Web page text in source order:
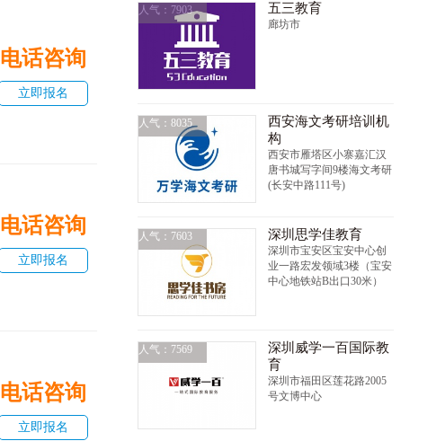
电话咨询
立即报名
电话咨询
立即报名
电话咨询
立即报名
人气：7903 五三教育
廊坊市
人气：8035
西安海文考研培训机
构
西安市雁塔区小寨嘉汇汉
唐书城写字间9楼海文考研
(长安中路111号)
人气：7603 深圳思学佳教育
深圳市宝安区宝安中心创
业一路宏发领域3楼（宝安
中心地铁站B出口30米）
人气：7569
深圳威学一百国际教
育
深圳市福田区莲花路2005
号文博中心